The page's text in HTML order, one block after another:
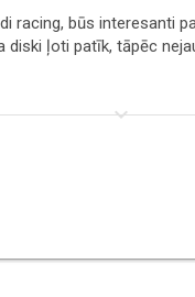
racing, būs interesanti
diski ļoti patīk, tāpēc
keyboard_arrow_down